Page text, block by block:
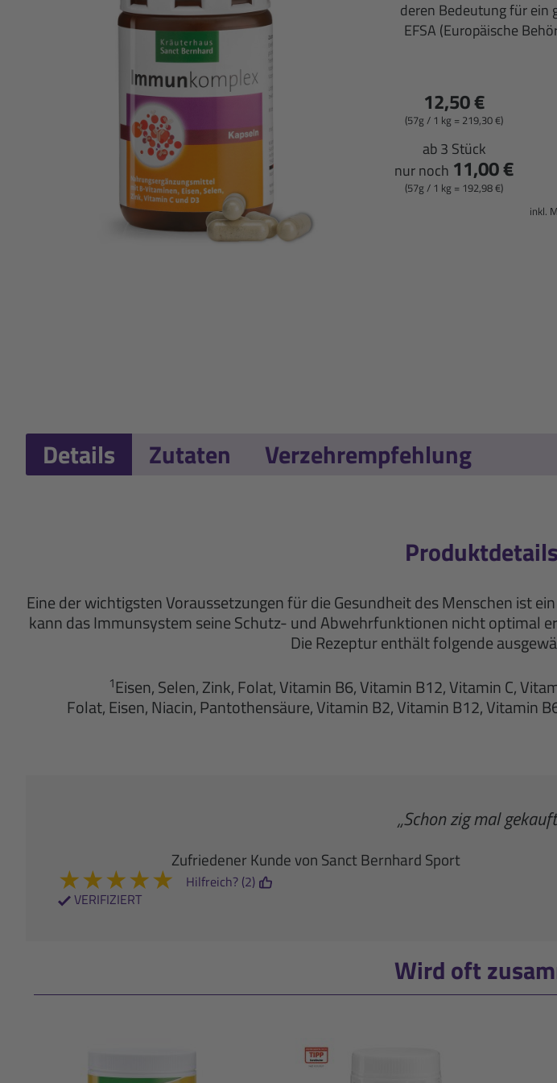
deren Bedeutung für ein
EFSA (Europäische
12,50 €
(57g / 1 kg = 219,30 €)
ab 3 Stück
nur noch 11,00 €
(57g / 1 kg = 192,98 €)
inkl.
Details Zutaten Verzehrempfehlung
Eine der wichtigsten Voraussetzungen für die Gesundheit des Menschen ist
kann das Immunsystem seine Schutz- und Abwehrfunktionen nicht optimal
Die Rezeptur enthält folgende
1Eisen, Selen, Zink, Folat, Vitamin B6, Vitamin B12, Vitamin C,
Folat, Eisen, Niacin, Pantothensäure, Vitamin B2, Vitamin B12, Vitamin
„Schon zig mal
Zufriedener Kunde von Sanct Bernhard Sport
★★★★★
VERIFIZIERT
Hilfreich? (2)
Wird oft